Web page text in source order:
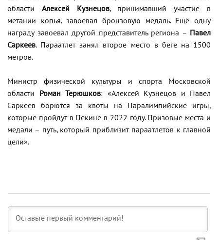
области Алексей Кузнецов, принимавший участие в
метании копья, завоевал бронзовую медаль. Ещё одну
награду завоевал другой представитель региона – Павел
Саркеев. Параатлет занял второе место в беге на 1500
метров.
Министр физической культуры и спорта Московской
области
Роман Терюшков: «Алексей Кузнецов и Павел
Саркеев борются за квоты на Паралимпийские игры,
которые пройдут в Пекине в 2022 году. Призовые места и
медали – путь, который приблизит параатлетов к главной
цели».